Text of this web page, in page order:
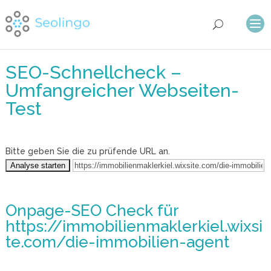
SEO-Schnellcheck –
Umfangreicher Webseiten-
Test
Bitte geben Sie die zu prüfende URL an.
Onpage-SEO Checkfür
https://immobilienmaklerkiel.wixsi
te.com/die-immobilien-agent